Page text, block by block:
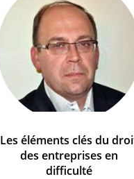
Les éléments clés du
des entreprises en
difficulté